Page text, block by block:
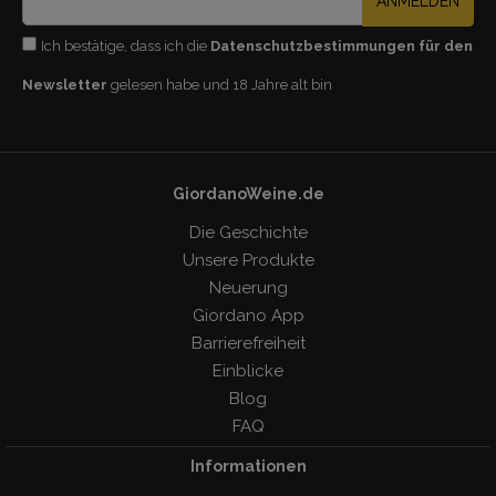
Ich bestätige, dass ich die Datenschutzbestimmungen für den
Newsletter gelesen habe und 18 Jahre alt bin
GiordanoWeine.de
Die Geschichte
Unsere Produkte
Neuerung
Giordano App
Barrierefreiheit
Einblicke
Blog
FAQ
Informationen